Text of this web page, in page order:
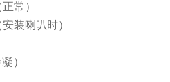
常）
装喇叭时）
）